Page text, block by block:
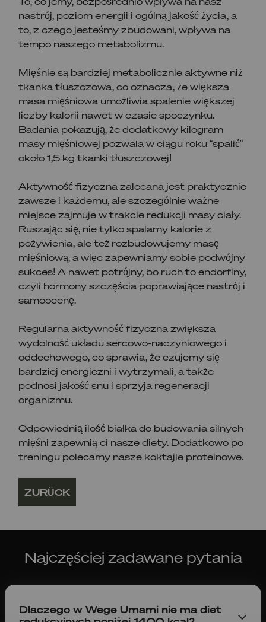
nastrój, poziom energii i ogólną jakość życia, a
to, z czego jesteśmy zbudowani, wpływa na
tempo naszego metabolizmu.
Mięśnie są bardziej metabolicznie aktywne niż
tkanka tłuszczowa, co oznacza, że większa
masa mięśniowa umożliwia spalenie większej
liczby kalorii nawet w czasie spoczynku.
Badania pokazują, że dodatkowy kilogram
masy mięśniowej pozwala w ciągu roku “spalić”
około 1,5 kg tkanki tłuszczowej!
Aktywność fizyczna zalecana jest praktycznie
zawsze i każdemu, ale szczególnie ważne
miejsce zajmuje w trakcie redukcji masy ciały.
Ruszając się, nie tylko spalamy kalorie z
pożywienia, ale też rozbudowujemy masę
mięśniową, a więc zapewniamy sobie podwójny
sukces! A nawet potrójny, bo ruch to endorfiny,
czyli hormony szczęścia poprawiające nastrój i
samoocenę.
Regularna aktywność fizyczna zwiększa
wydolność układu sercowo-naczyniowego i
oddechowego, co sprawia, że czujemy się
bardziej energiczni i wytrzymali, a także
podnosi jakość snu i sprzyja regeneracji
organizmu.
Odpowiednią ilość białka do budowania silnych
mięśni zapewnią ci nasze diety. Dodatkowo po
treningu polecamy nasze koktajle proteinowe.
ZURÜCK
Najczęściej zadawane pytania
Dlaczego w Wege Umami nie ma diet